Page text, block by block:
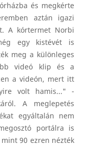
és megkérte
aztán igazi
A kórtermet Norbi
egy kistévét is
meg a különleges
videó klip és a
a videón, mert itt
volt hamis..." -
A meglepetés
egyáltalán nem
portálra is
90 ezren nézték